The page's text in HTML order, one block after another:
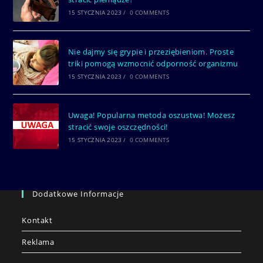
15 STYCZNIA 2023 / 0 COMMENTS
Nie dajmy się grypie i przeziębieniom. Proste
triki pomogą wzmocnić odporność organizmu
15 STYCZNIA 2023 / 0 COMMENTS
Uwaga! Popularna metoda oszustwa! Możesz
stracić swoje oszczędności!
15 STYCZNIA 2023 / 0 COMMENTS
Dodatkowe Informacje
Kontakt
Reklama